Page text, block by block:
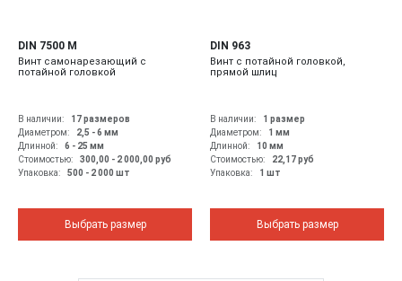
DIN 7500 M
Винт самонарезающий с
потайной головкой
В наличии:
17 размеров
Диаметром:
2,5 - 6 мм
Длинной:
6 - 25 мм
Стоимостью:
300,00 - 2 000,00 руб
Упаковка:
500 - 2 000 шт
Выбрать размер
DIN 963
Винт с потайной головкой,
прямой шлиц
В наличии:
1 размер
Диаметром:
1 мм
Длинной:
10 мм
Стоимостью:
22,17руб
Упаковка:
1 шт
Выбрать размер